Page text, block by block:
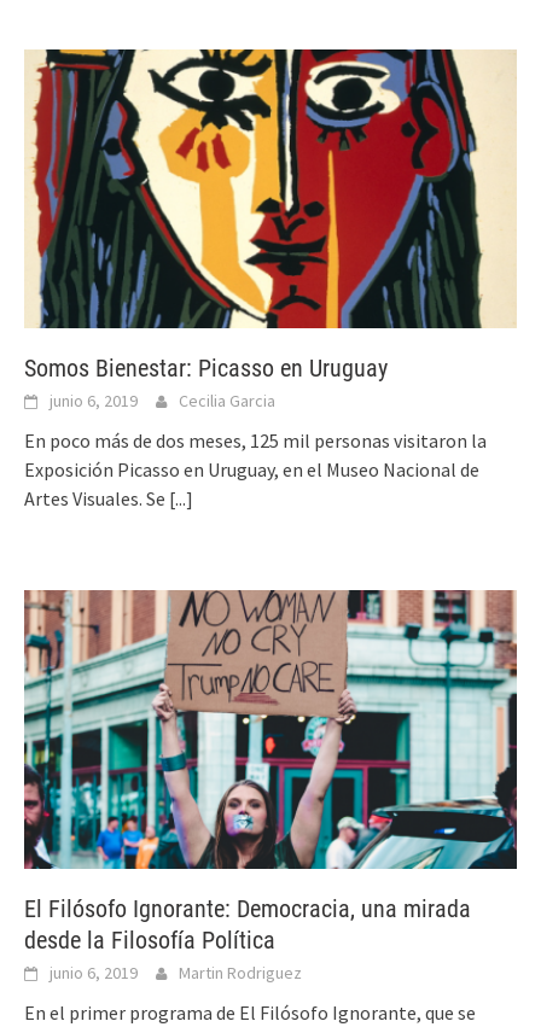
Somos Bienestar: Picasso en Uruguay
junio 6, 2019 Cecilia Garcia
En poco más de dos meses, 125 mil personas visitaron la
Exposición Picasso en Uruguay, en el Museo Nacional de
Artes Visuales. Se [...]
El Filósofo Ignorante: Democracia, una mirada
desde la Filosofía Política
junio 6, 2019 Martin Rodriguez
En el primer programa de El Filósofo Ignorante, que se